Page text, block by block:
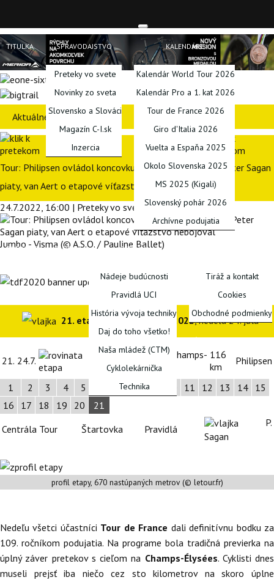
TITULKA SPRAVODAJSTVO
Preteky vo svete
Novinky zo sveta
Slovensko a Slováci
Magazín C-I.sk
Inzercia
KALENDÁRE
Kalendár World Tour 2026
Kalendár Pro a 1. kat 2026
Tour de France 2026
Giro d'Italia 2026
Vuelta a Espaňa 2025
Okolo Slovenska 2025
MS 2025 (Kigali)
Slovenský pohár 2026
Archívne podujatia
PODCASTY BLOGY SERIÁLY
Nádeje budúcnosti
Pravidlá UCI
História vývoja techniky
Daj do toho všetko!
Naša mládež (CTM)
Cyklolekárnička
Technika
Tiráž a kontakt
Cookies
Obchodné podmienky
Aktuálne preteky
Tour: Philipsen ovládol koncovku na Champs-Élysées, Peter Sagan
piaty, van Aert o etapové víťazstvo nebojoval
24.7.2022, 16:00 | Preteky vo svete | Juraj Janoťák
Jumbo - Visma (© A.S.O. / Pauline Ballet)
21. etapa Tour de France 2022, nedeľa 24. júla
21. 24.7.
Paríž > Champs-
Élysées
116
km
Philipsen
1 2 3 4 5 7 8 11 12 13 14 15
16
17 18 19 20
21
Centrála Tour
Štartovka Pravidlá
P.
Sagan
profil etapy, 670 nastúpaných metrov (© letour.fr)
Nedeľu všetci účastníci Tour de France dali definitívnu bodku za
109. ročníkom podujatia. Na programe bola tradičná previerka na
úplný záver pretekov s cieľom na Champs-Élysées. Cyklisti dnes
museli prejsť iba niečo cez sto kilometrov na skoro úplne